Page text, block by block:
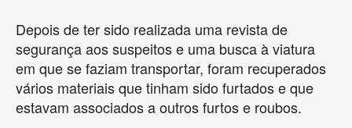
Depois de ter sido realizada uma revista de
segurança aos suspeitos e uma busca à viatura
em que se faziam transportar, foram recuperados
vários materiais que tinham sido furtados e que
estavam associados a outros furtos e roubos.